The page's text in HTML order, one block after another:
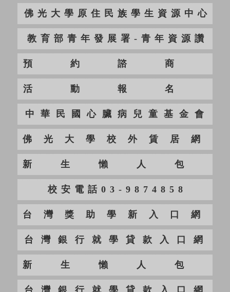
佛光大學原住民族學生資源中心
教育部青年發展署-青年資源讚
預約諮商
活動報名
中華民國心臟病兒童基金會
佛光大學校外賃居網
新生懶人包
校安電話03-9874858
台灣獎助學新入口網
台灣銀行就學貸款入口網
新生懶人包